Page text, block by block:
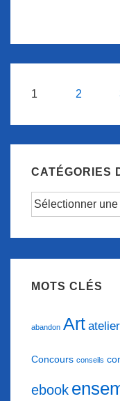
articles
1 2
CATÉGORIES
Catégories
d’articles
MOTS CLÉS
abandon Art
Concours conseils
ebook